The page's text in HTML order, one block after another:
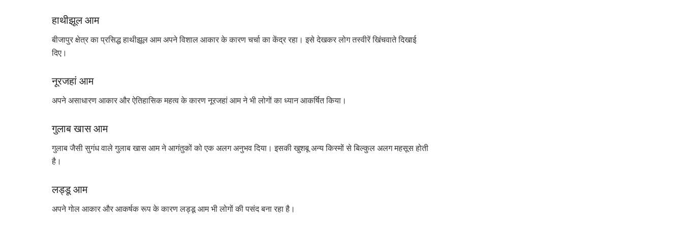
हाथीझूल आम
बीजापुर क्षेत्र का प्रसिद्ध हाथीझूल आम अपने विशाल आकार के कारण चर्चा का केंद्र रहा। इसे देखकर लोग तस्वीरें खिंचवाते दिखाई
दिए।
नूरजहां आम
अपने असाधारण आकार और ऐतिहासिक महत्व के कारण नूरजहां आम ने भी लोगों का ध्यान आकर्षित किया।
गुलाब खास आम
गुलाब जैसी सुगंध वाले गुलाब खास आम ने आगंतुकों को एक अलग अनुभव दिया। इसकी खुशबू अन्य किस्मों से बिल्कुल अलग महसूस होती
है।
लड्डू आम
अपने गोल आकार और आकर्षक रूप के कारण लड्डू आम भी लोगों की पसंद बना रहा है।